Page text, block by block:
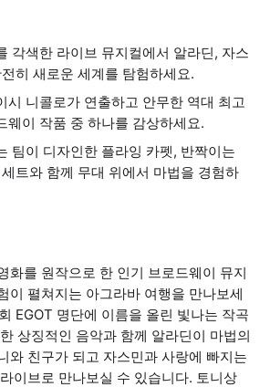
각색한 라이브 뮤지컬에서 알라딘, 자스
히 새로운 세계를 탐험하세요.
시 니콜로가 연출하고 안무한 역대 최고
웨이 작품 중 하나를 감상하세요.
팀이 디자인한 플라잉 카펫, 반짝이는
트와 함께 무대 위에서 마법을 경험하
화를 원작으로 한 인기 브로드웨이 뮤지
이 펼쳐지는 아그라바 여행을 만나보세
EGOT 명단에 이름을 올린 빛나는 작곡
상징적인 음악과 함께 알라딘이 마법의
와 친구가 되고 자스민과 사랑에 빠지는
이브로 만나보실 수 있습니다. 토니상